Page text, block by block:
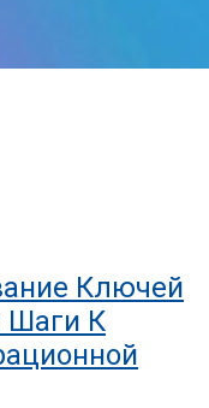
Ключей
Шаги К